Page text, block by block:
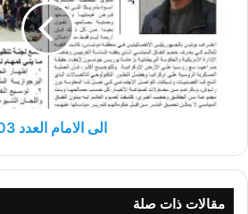
pockets
thieves
Baghdad?
الى الامام العدد 103
مقالات ذات صلة